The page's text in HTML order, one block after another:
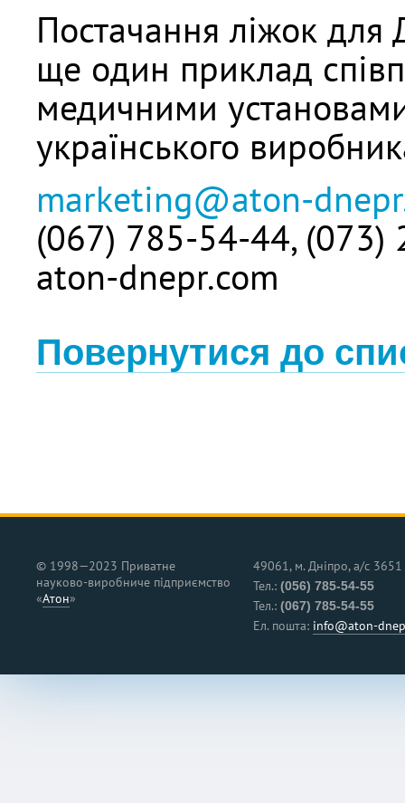
Постачання ліжок
ще один приклад
медичними
українського
marketing@aton-
(067) 785-54-44, (073)
aton-dnepr.com
Повернутися до
© 1998—2023 Приватне
науково‑виробниче підприємство
«Атон»
49061, м. Дніпро, а/с 3651
Тел.: (056) 785-54-55
Тел.: (067) 785-54-55
Ел. пошта: info@aton-